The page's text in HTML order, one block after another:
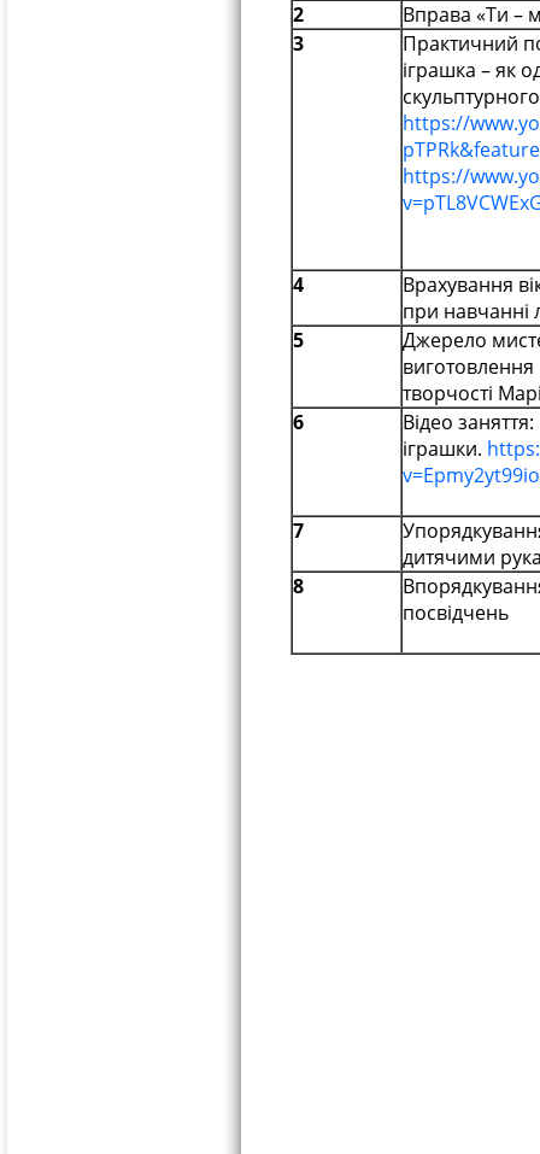
2
Вправа «Ти –
3
Практичний
іграшка – як
https://
https://
4
Врахування
при навчанні
5
Джерело
виготовлення
творчості
6
Відео
іграшки.
7
дитячими
8
посвідчень